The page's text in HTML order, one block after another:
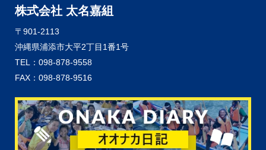
株式会社 太名嘉組
〒901-2113
沖縄県浦添市大平2丁目1番1号
TEL：098-878-9558
FAX：098-878-9516